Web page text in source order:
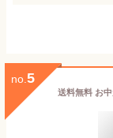
no. 5